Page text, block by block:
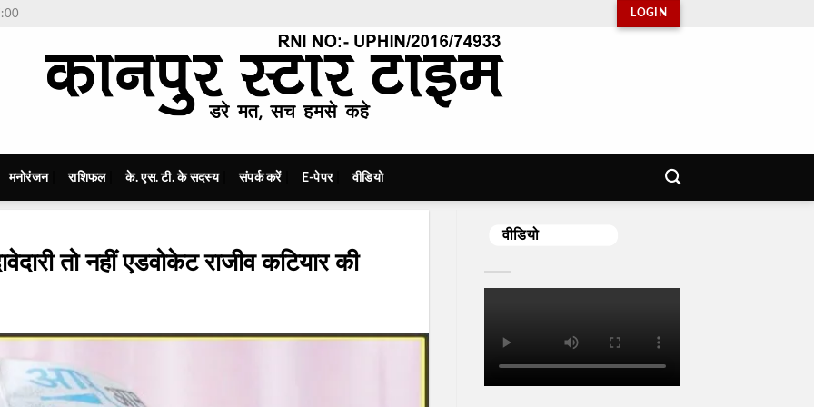
LOGIN
मनोरंजन राशिफल के. एस. टी. के सदस्य संपर्क करें E-पेपर वीडियो
तो नहीं एडवोकेट राजीव कटियार की
वीडियो